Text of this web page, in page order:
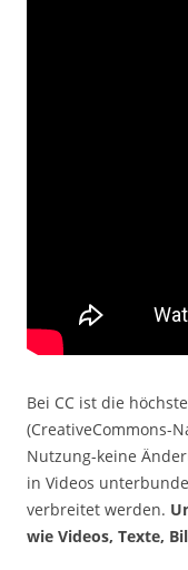
Bei CC ist die
(CreativeCommons-
Nutzung-keine
in Videos
verbreitet werden.
wie Videos, Texte,